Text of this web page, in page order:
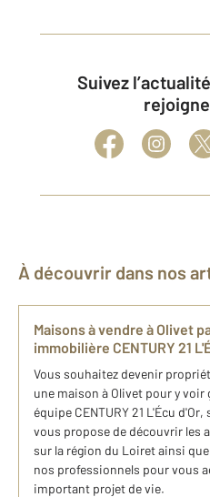
Suivez l’actualité immobilière et
À découvrir dans nos
Maisons à vendre à Olivet
immobilière CENTURY 21
Vous souhaitez devenir
une maison à Olivet pour y
équipe CENTURY 21 L'Écu
vous propose de découvrir les
sur la région du Loiret ainsi
nos professionnels pour vous
important projet de vie.